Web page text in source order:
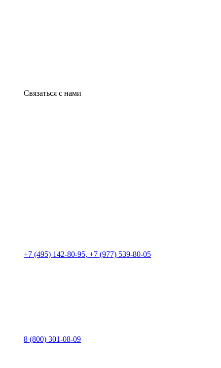
Связаться с нами
+7 (495) 142-80-95, +7 (977) 539-80-05
8 (800) 301-08-09